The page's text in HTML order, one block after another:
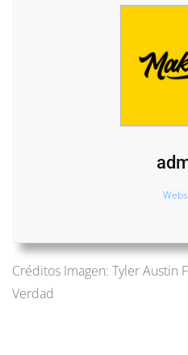
Créditos Imagen: Tyler Austin
Verdad